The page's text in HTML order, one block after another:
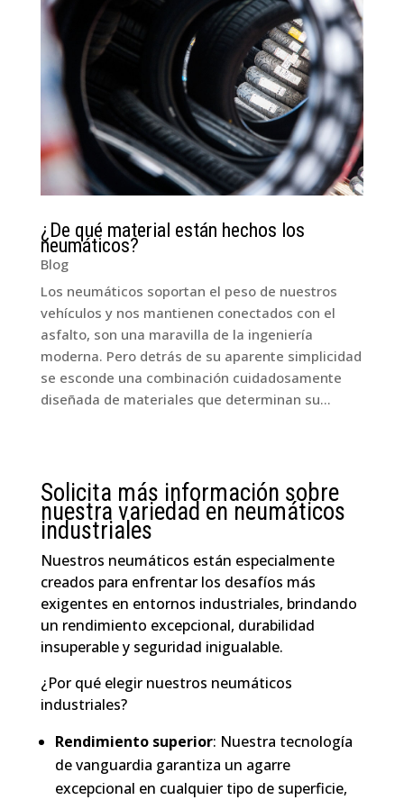
¿De qué material están hechos los
neumáticos?
Blog
Los neumáticos soportan el peso de nuestros
vehículos y nos mantienen conectados con el
asfalto, son una maravilla de la ingeniería
moderna. Pero detrás de su aparente simplicidad
se esconde una combinación cuidadosamente
diseñada de materiales que determinan su...
Solicita más información sobre
nuestra variedad en neumáticos
industriales
Nuestros neumáticos están especialmente
creados para enfrentar los desafíos más
exigentes en entornos industriales, brindando
un rendimiento excepcional, durabilidad
insuperable y seguridad inigualable.
¿Por qué elegir nuestros neumáticos
industriales?
Rendimiento superior: Nuestra tecnología
de vanguardia garantiza un agarre
excepcional en cualquier tipo de superficie,